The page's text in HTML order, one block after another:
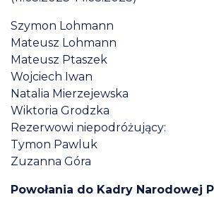
Szymon Lohmann
Mateusz Lohmann
Mateusz Ptaszek
Wojciech Iwan
Natalia Mierzejewska
Wiktoria Grodzka
Rezerwowi niepodróżujący:
Tymon Pawluk
Zuzanna Góra
Powołania do Kadry Narodowej